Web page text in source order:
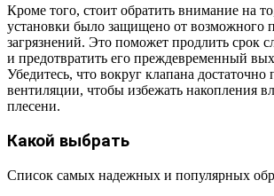
Кроме того, стоит обратить внимание на
установки было защищено от возможного
загрязнений. Это поможет продлить срок
и предотвратить его преждевременный
Убедитесь, что вокруг клапана достаточно
вентиляции, чтобы избежать накопления
плесени.
Какой выбрать
Список самых надежных и популярных